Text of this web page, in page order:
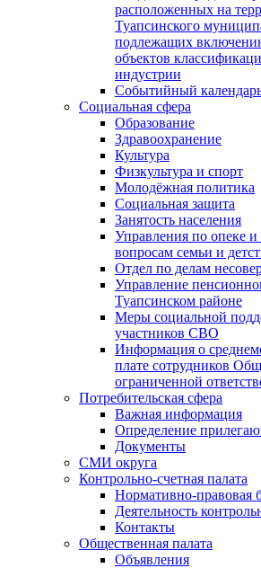
расположенных на
Туапсинского
подлежащих
объектов
индустрии
Событийный
Социальная сфера
Образование
Здравоохранение
Культура
Физкультура и спорт
Молодёжная политика
Социальная защита
Занятость населения
Управления по опеке и
вопросам семьи и
Отдел по делам
Управление
Туапсинском районе
Меры социальной
участников СВО
Информация о
плате сотрудников
ограниченной
Потребительская сфера
Важная информация
Определение
Документы
СМИ округа
Контрольно-счетная палата
Нормативно-правовая
Деятельность
Контакты
Общественная палата
Объявления